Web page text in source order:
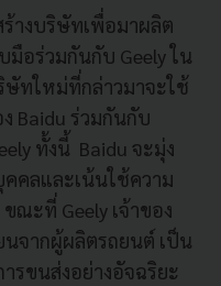
ร้างบริษัทเพื่อมาผลิต
อร่วมกันกับ Geely ใน
ษัทใหม่ที่กล่าวมาจะใช้
Baidu ร่วมกันกับ
ทั้งนี้ Baidu จะมุ่ง
คลและเน้นใช้ความ
ณะที่ Geely เจ้าของ
จากผู้ผลิตรถยนต์ เป็น
รขนส่งอย่างอัจฉริยะ